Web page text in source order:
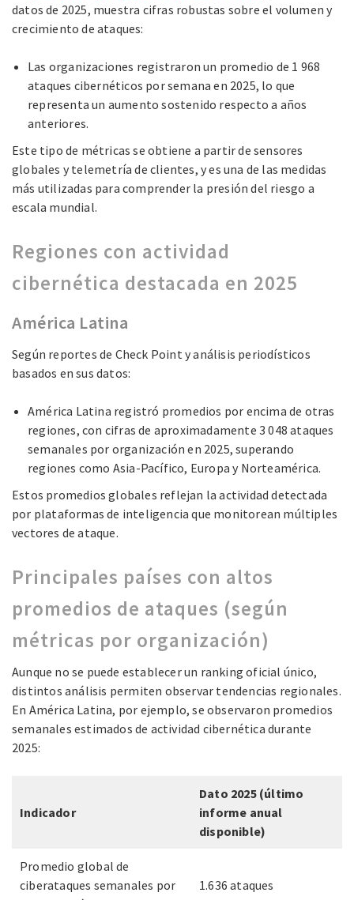
datos de 2025, muestra cifras robustas sobre el volumen y
crecimiento de ataques:
Las organizaciones registraron un promedio de 1 968
ataques cibernéticos por semana en 2025, lo que
representa un aumento sostenido respecto a años
anteriores.
Este tipo de métricas se obtiene a partir de sensores
globales y telemetría de clientes, y es una de las medidas
más utilizadas para comprender la presión del riesgo a
escala mundial.
Regiones con actividad
cibernética destacada en 2025
América Latina
Según reportes de Check Point y análisis periodísticos
basados en sus datos:
América Latina registró promedios por encima de otras
regiones, con cifras de aproximadamente 3 048 ataques
semanales por organización en 2025, superando
regiones como Asia-Pacífico, Europa y Norteamérica.
Estos promedios globales reflejan la actividad detectada
por plataformas de inteligencia que monitorean múltiples
vectores de ataque.
Principales países con altos
promedios de ataques (según
métricas por organización)
Aunque no se puede establecer un ranking oficial único,
distintos análisis permiten observar tendencias regionales.
En América Latina, por ejemplo, se observaron promedios
semanales estimados de actividad cibernética durante
2025:
Indicador
Dato 2025 (último
informe anual
disponible)
Promedio global de
ciberataques semanales por
1.636 ataques